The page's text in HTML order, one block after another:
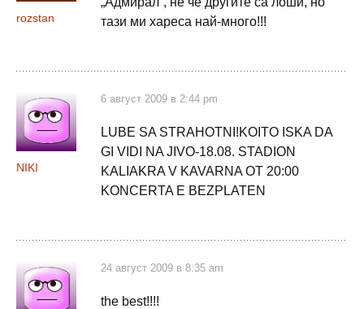
rozstan
тази ми хареса най-много!!!
NIKI
6 август 2009 в 2:44 pm
LUBE SA STRAHOTNI!KOITO ISKA DA
GI VIDI NA JIVO-18.08. STADION
KALIAKRA V KAVARNA OT 20:00
KONCERTA E BEZPLATEN
24 август 2009 в 8:35 am
the best!!!!